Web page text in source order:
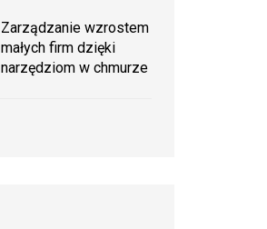
Zarządzanie wzrostem
małych firm dzięki
narzędziom w chmurze